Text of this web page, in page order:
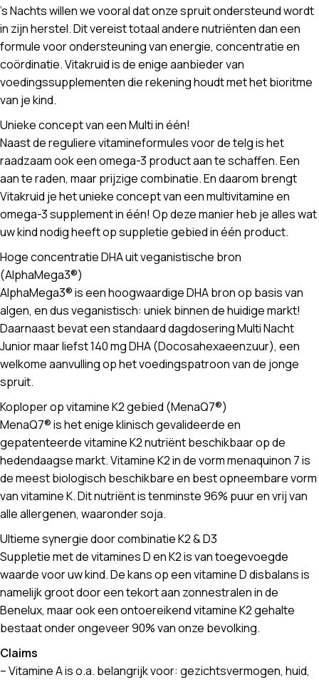
’s Nachts willen we vooral dat onze spruit ondersteund wordt
in zijn herstel. Dit vereist totaal andere nutriënten dan een
formule voor ondersteuning van energie, concentratie en
coördinatie. Vitakruid is de enige aanbieder van
voedingssupplementen die rekening houdt met het bioritme
van je kind.
Unieke concept van een Multi in één!
Naast de reguliere vitamineformules voor de telg is het
raadzaam ook een omega-3 product aan te schaffen. Een
aan te raden, maar prijzige combinatie. En daarom brengt
Vitakruid je het unieke concept van een multivitamine en
omega-3 supplement in één! Op deze manier heb je alles wat
uw kind nodig heeft op suppletie gebied in één product.
Hoge concentratie DHA uit veganistische bron
(AlphaMega3®)
AlphaMega3® is een hoogwaardige DHA bron op basis van
algen, en dus veganistisch: uniek binnen de huidige markt!
Daarnaast bevat een standaard dagdosering Multi Nacht
Junior maar liefst 140 mg DHA (Docosahexaeenzuur), een
welkome aanvulling op het voedingspatroon van de jonge
spruit.
Koploper op vitamine K2 gebied (MenaQ7®)
MenaQ7® is het enige klinisch gevalideerde en
gepatenteerde vitamine K2 nutriënt beschikbaar op de
hedendaagse markt. Vitamine K2 in de vorm menaquinon 7 is
de meest biologisch beschikbare en best opneembare vorm
van vitamine K. Dit nutriënt is tenminste 96% puur en vrij van
alle allergenen, waaronder soja.
Ultieme synergie door combinatie K2 & D3
Suppletie met de vitamines D en K2 is van toegevoegde
waarde voor uw kind. De kans op een vitamine D disbalans is
namelijk groot door een tekort aan zonnestralen in de
Benelux, maar ook een ontoereikend vitamine K2 gehalte
bestaat onder ongeveer 90% van onze bevolking.
Claims
– Vitamine A is o.a. belangrijk voor: gezichtsvermogen, huid,